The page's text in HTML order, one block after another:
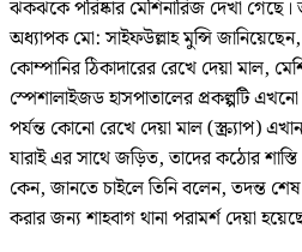
ঝকঝকে পরিষ্কার মেশিনারিজ দেখা
অধ্যাপক মো: সাইফউল্লাহ মুন্সি
কোম্পানির ঠিকাদারের রেখে দেয়া মাল,
স্পেশালাইজড হাসপাতালের প্রকল্পটি
পর্যন্ত কোনো রেখে দেয়া মাল (স্ক্র্যাপ)
যারাই এর সাথে জড়িত, তাদের কঠোর
কেন, জানতে চাইলে তিনি বলেন, তদন্ত
করার জন্য শাহবাগ থানা পরামর্শ দেয়া